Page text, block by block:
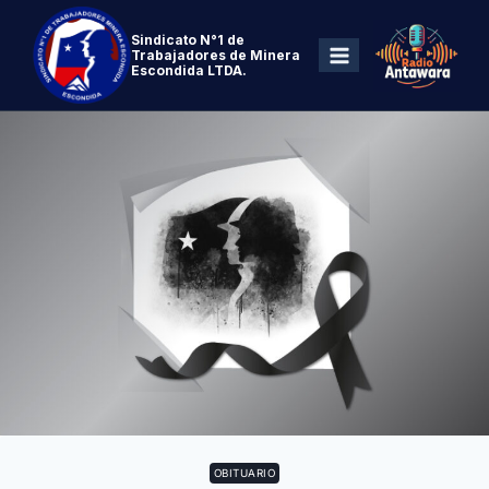
Sindicato N°1 de
Trabajadores de Minera
Escondida LTDA.
OBITUARIO